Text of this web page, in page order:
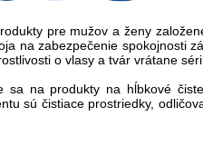
pre mužov a ženy
na zabezpečenie spokojnosti
o vlasy a tvár vrátane
sa na produkty na hĺbkové
sú čistiace prostriedky,